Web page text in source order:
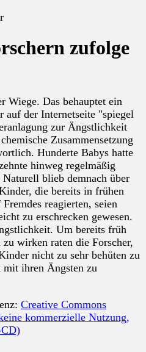
zufolge
Wiege. Das behauptet ein
auf der Internetseite "spiegel
zur Ängstlichkeit
Zusammensetzung
Hunderte Babys hatte
hinweg regelmäßig
Naturell blieb demnach über
die bereits in frühen
reagierten, seien
zu erschrecken gewesen.
Um bereits früh
zu wirken raten die Forscher,
nicht zu sehr behüten zu
mit ihren Ängsten zu
Creative Commons
kommerzielle Nutzung,